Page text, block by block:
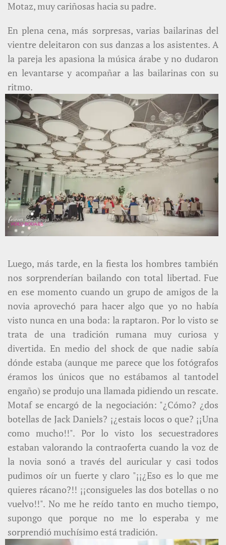
Motaz, muy cariñosas hacia su padre.
En plena cena, más sorpresas, varias bailarinas del
vientre deleitaron con sus danzas a los asistentes. A
la pareja les apasiona la música árabe y no dudaron
en levantarse y acompañar a las bailarinas con su
ritmo.
Luego, más tarde, en la fiesta los hombres también
nos sorprenderían bailando con total libertad. Fue
en ese momento cuando un grupo de amigos de la
novia aprovechó para hacer algo que yo no había
visto nunca en una boda: la raptaron. Por lo visto se
trata de una tradición rumana muy curiosa y
divertida. En medio del shock de que nadie sabía
dónde estaba (aunque me parece que los fotógrafos
éramos los únicos que no estábamos al tantodel
engaño) se produjo una llamada pidiendo un rescate.
Motaf se encargó de la negociación: "¿Cómo? ¿dos
botellas de Jack Daniels? ¡¿estais locos o que? ¡¡Una
como mucho!!". Por lo visto los secuestradores
estaban valorando la contraoferta cuando la voz de
la novia sonó a través del auricular y casi todos
pudimos oír un fuerte y claro "¡¡¿Eso es lo que me
quieres rácano?!! ¡¡consigueles las dos botellas o no
vuelvo!!". No me he reído tanto en mucho tiempo,
supongo que porque no me lo esperaba y me
sorprendió muchísimo está tradición.